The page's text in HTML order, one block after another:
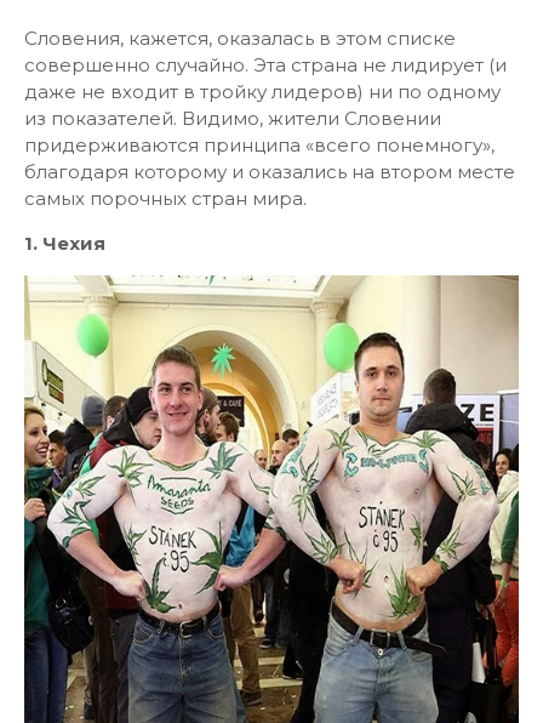
Словения, кажется, оказалась в этом списке
совершенно случайно. Эта страна не лидирует (и
даже не входит в тройку лидеров) ни по одному
из показателей. Видимо, жители Словении
придерживаются принципа «всего понемногу»,
благодаря которому и оказались на втором месте
самых порочных стран мира.
1. Чехия